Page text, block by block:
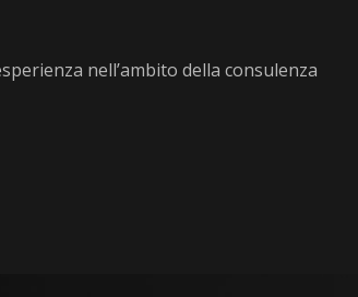
nell’ambito della consulenza